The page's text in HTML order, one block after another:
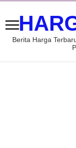
Berita Harga